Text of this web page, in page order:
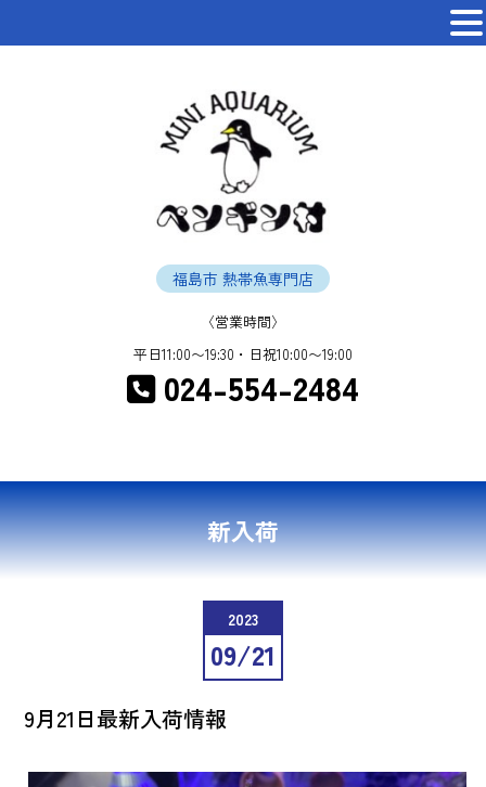
福島市 熱帯魚専門店
〈営業時間〉
平日11:00〜19:30・日祝10:00〜19:00
024-554-2484
新入荷
2023
09/21
9月21日最新入荷情報